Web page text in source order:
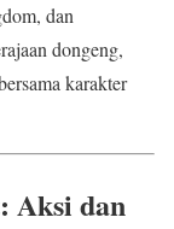
dan
dongeng,
karakter
Aksi dan